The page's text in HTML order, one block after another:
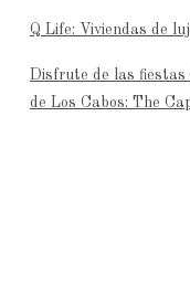
Q Life: Viviendas de
Disfrute de las fiestas
de Los Cabos: The